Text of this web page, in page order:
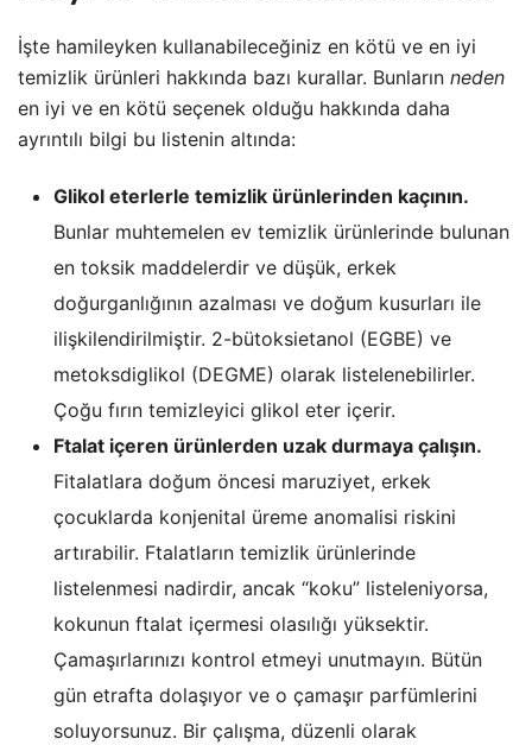
İşte hamileyken kullanabileceğiniz en kötü ve en iyi
temizlik ürünleri hakkında bazı kurallar. Bunların neden
en iyi ve en kötü seçenek olduğu hakkında daha
ayrıntılı bilgi bu listenin altında:
Glikol eterlerle temizlik ürünlerinden kaçının.
Bunlar muhtemelen ev temizlik ürünlerinde bulunan
en toksik maddelerdir ve düşük, erkek
doğurganlığının azalması ve doğum kusurları ile
ilişkilendirilmiştir. 2-bütoksietanol (EGBE) ve
metoksdiglikol (DEGME) olarak listelenebilirler.
Çoğu fırın temizleyici glikol eter içerir.
Ftalat içeren ürünlerden uzak durmaya çalışın.
Fitalatlara doğum öncesi maruziyet, erkek
çocuklarda konjenital üreme anomalisi riskini
artırabilir. Ftalatların temizlik ürünlerinde
listelenmesi nadirdir, ancak “koku” listeleniyorsa,
kokunun ftalat içermesi olasılığı yüksektir.
Çamaşırlarınızı kontrol etmeyi unutmayın. Bütün
gün etrafta dolaşıyor ve o çamaşır parfümlerini
soluyorsunuz. Bir çalışma, düzenli olarak